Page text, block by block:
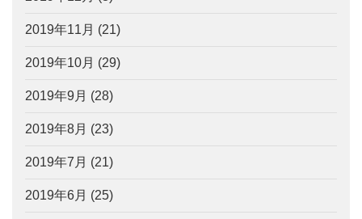
2019年11月 (21)
2019年10月 (29)
2019年9月 (28)
2019年8月 (23)
2019年7月 (21)
2019年6月 (25)